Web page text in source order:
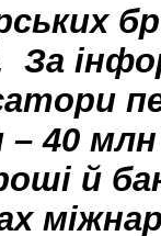
За
– 40
й